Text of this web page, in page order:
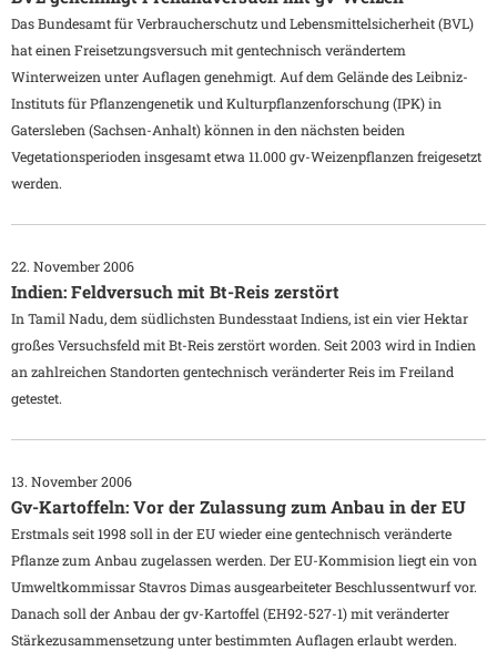
Das Bundesamt für Verbraucherschutz und Lebensmittelsicherheit (BVL)
hat einen Freisetzungsversuch mit gentechnisch verändertem
Winterweizen unter Auflagen genehmigt. Auf dem Gelände des Leibniz-
Instituts für Pflanzengenetik und Kulturpflanzenforschung (IPK) in
Gatersleben (Sachsen-Anhalt) können in den nächsten beiden
Vegetationsperioden insgesamt etwa 11.000 gv-Weizenpflanzen freigesetzt
werden.
22. November 2006
Indien: Feldversuch mit Bt-Reis zerstört
In Tamil Nadu, dem südlichsten Bundesstaat Indiens, ist ein vier Hektar
großes Versuchsfeld mit Bt-Reis zerstört worden. Seit 2003 wird in Indien
an zahlreichen Standorten gentechnisch veränderter Reis im Freiland
getestet.
13. November 2006
Gv-Kartoffeln: Vor der Zulassung zum Anbau in der EU
Erstmals seit 1998 soll in der EU wieder eine gentechnisch veränderte
Pflanze zum Anbau zugelassen werden. Der EU-Kommision liegt ein von
Umweltkommissar Stavros Dimas ausgearbeiteter Beschlussentwurf vor.
Danach soll der Anbau der gv-Kartoffel (EH92-527-1) mit veränderter
Stärkezusammensetzung unter bestimmten Auflagen erlaubt werden.